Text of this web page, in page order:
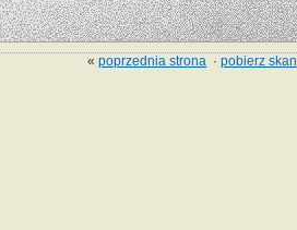
«poprzednia strona ·pobierz skan